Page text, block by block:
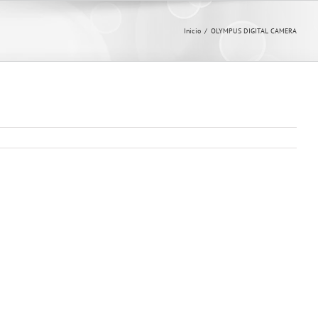
Inicio / OLYMPUS DIGITAL CAMERA